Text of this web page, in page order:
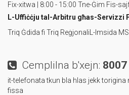
Fix-xitwa | 8:00 - 15:00 Tne-Ġim Fis-
L-Uffiċċju tal-Arbitru għas-Servizzi
Triq Ġdida fi Triq Reġjonali L-Imsida
Cemplilna b'xejn:
it-telefonata tkun bla hlas jekk
fissa